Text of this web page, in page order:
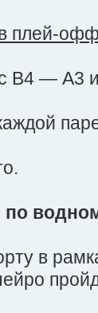
плей-
В4 — А3
по
в